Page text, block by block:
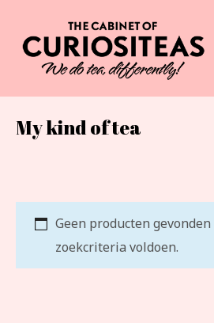
My kind of tea
Geen producten
zoekcriteria voldoen.